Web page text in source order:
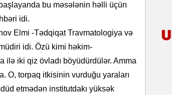
bu məsələnin həlli üçün
idi.
Elmi -Tədqiqat Travmatologiya və
idi. Özü kimi həkim-
ilə iki qiz övladı böyüdürdülər. Amma
O, torpaq itkisinin vurduğu yaraları
etmədən institutdakı yüksək